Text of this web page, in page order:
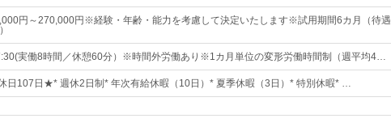
円～270,000円※経験・年齢・能力を考慮して決定いたします※試用期間6カ月（待遇
実働8時間／休憩60分）※時間外労働あり※1カ月単位の変形労働時間制（週平均4…
日107日★* 週休2日制* 年次有給休暇（10日）* 夏季休暇（3日）* 特別休暇* …